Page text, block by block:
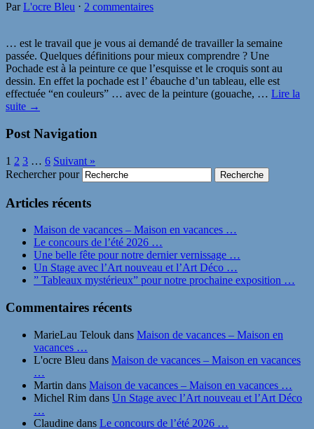
ParL'ocre Bleu ⋅ 2 commentaires
… est le travail que je vous ai demandé de travailler la semaine
passée. Quelques définitions pour mieux comprendre ? Une
Pochade est à la peinture ce que l’esquisse et le croquis sont au
dessin. En effet la pochade est l’ ébauche d’un tableau, elle est
effectuée “en couleurs” … avec de la peinture (gouache, … Lire la
suite →
Post Navigation
1 2 3 … 6 Suivant »
Rechercher pour
Articles récents
Maison de vacances – Maison en vacances …
Le concours de l’été 2026 …
Une belle fête pour notre dernier vernissage …
Un Stage avec l’Art nouveau et l’Art Déco …
” Tableaux mystérieux” pour notre prochaine exposition …
Commentaires récents
MarieLau Telouk dans Maison de vacances – Maison en
vacances …
L'ocre Bleu dans Maison de vacances – Maison en vacances
…
Martin dans Maison de vacances – Maison en vacances …
Michel Rim dans Un Stage avec l’Art nouveau et l’Art Déco
…
Claudine dans Le concours de l’été 2026 …